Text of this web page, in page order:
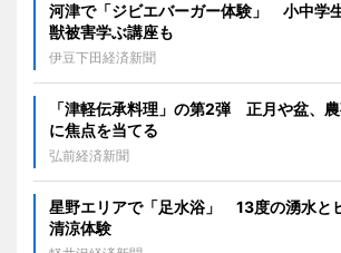
河津で「ジビエバーガー体験」 小中学
獣被害学ぶ講座も
伊豆下田経済新聞
「津軽伝承料理」の第2弾 正月や盆、
に焦点を当てる
弘前経済新聞
星野エリアで「足水浴」 13度の湧水と
清涼体験